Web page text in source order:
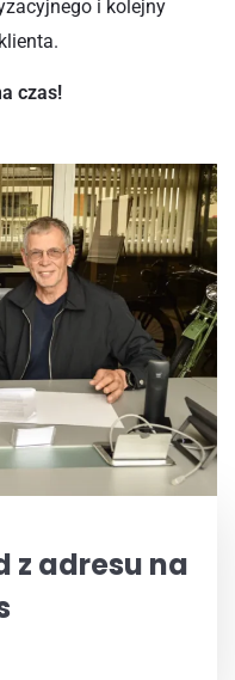
i kolejny
czas!
z adresu na